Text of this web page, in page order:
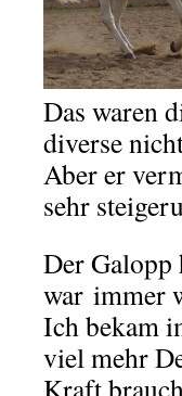
Das waren
diverse
Aber er
sehr
Der Galopp
war immer
Ich bekam
viel mehr
Kraft